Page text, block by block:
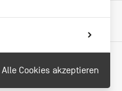
Alle Cookies akzeptieren